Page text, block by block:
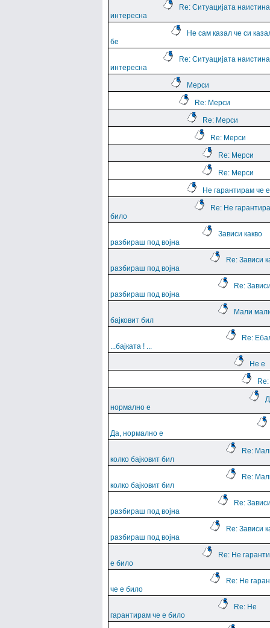
Re: Ситуацијата
интересна
Не сам казал че си
бе
Re: Ситуацијата
интересна
Мерси
Re: Мерси
Re: Мерси
Re: Мерси
Re: Мерси
Re: Мерси
Не гарантирам че
Re: Не
било
Зависи какво
разбираш под војна
Re: Зависи
разбираш под војна
Re:
разбираш под војна
Мали
бајковит бил
Re:
...баjката ! ...
Не е
нормално е
Да, нормално е
Re:
колко бајковит бил
Re:
колко бајковит бил
Re:
разбираш под војна
Re: Зависи
разбираш под војна
Re: Не
е било
Re: Не
че е било
Re: Не
гарантирам че е било